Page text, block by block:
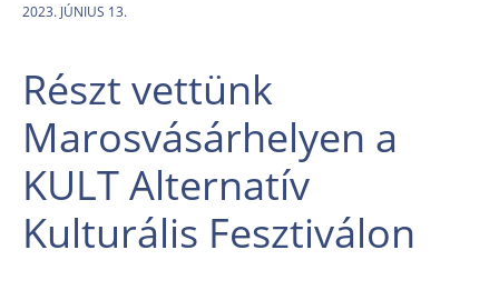
2023. JÚNIUS 13.
Részt vettünk
Marosvásárhelyen a
KULT Alternatív
Kulturális Fesztiválon